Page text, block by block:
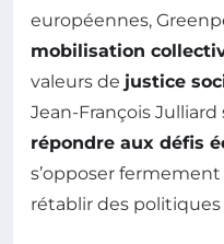
européennes,
mobilisation
valeurs de justice
Jean-François
répondre aux défis
s’opposer
rétablir des politiques